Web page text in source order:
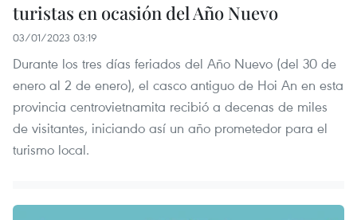
turistas en ocasión del Año Nuevo
03/01/2023 03:19
Durante los tres días feriados del Año Nuevo (del 30 de
enero al 2 de enero), el casco antiguo de Hoi An en esta
provincia centrovietnamita recibió a decenas de miles
de visitantes, iniciando así un año prometedor para el
turismo local.